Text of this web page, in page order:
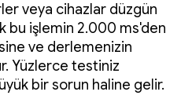
veya cihazlar düzgün
bu işlemin 2.000 ms'den
ve derlemenizin
Yüzlerce testiniz
bir sorun haline gelir.